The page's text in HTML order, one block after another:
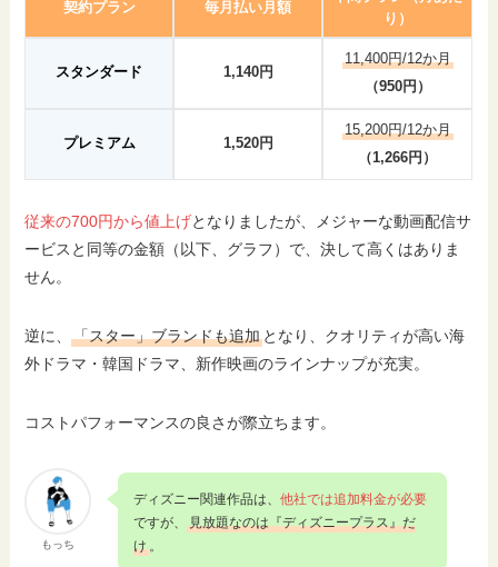
契約プラン 毎月払い月額
り）
スタンダード 1,140円
11,400円/12か月
（950円）
プレミアム 1,520円
15,200円/12か月
（1,266円）
従来の700円から値上げとなりましたが、メジャーな動画配信サ
ービスと同等の金額（以下、グラフ）で、決して高くはありま
せん。
逆に、「スター」ブランドも追加 となり、クオリティが高い海
外ドラマ・韓国ドラマ、新作映画のラインナップが充実。
コストパフォーマンスの良さが際立ちます。
もっち
ディズニー関連作品は、 他社では追加料金が必要
ですが、
見放題なのは『ディズニープラス』だ
け。